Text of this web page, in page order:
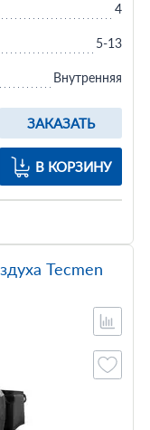
ЗАКАЗАТЬ
В КОРЗИНУ
4
5-13
Внутренняя
Tecmen